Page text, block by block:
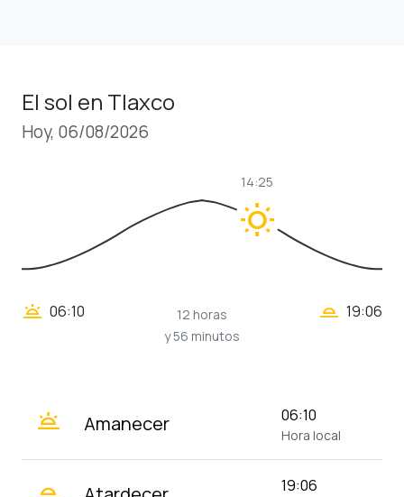
El sol en Tlaxco
Hoy, 06/08/2026
wb_sunny
14:25
wb_twilight 06:10
12 horas
y 56 minutos
wb_twilight_2 19:06
wb_twilight Amanecer 06:10
Hora local
19:06